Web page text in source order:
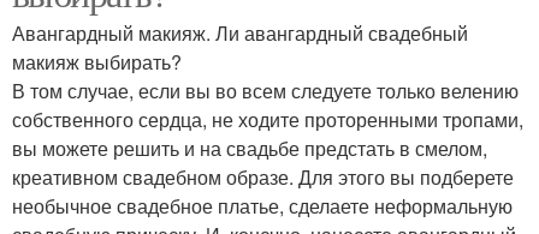
Авангардный макияж. Ли авангардный свадебный
макияж выбирать?
В том случае, если вы во всем следуете только велению
собственного сердца, не ходите проторенными тропами,
вы можете решить и на свадьбе предстать в смелом,
креативном свадебном образе. Для этого вы подберете
необычное свадебное платье, сделаете неформальную